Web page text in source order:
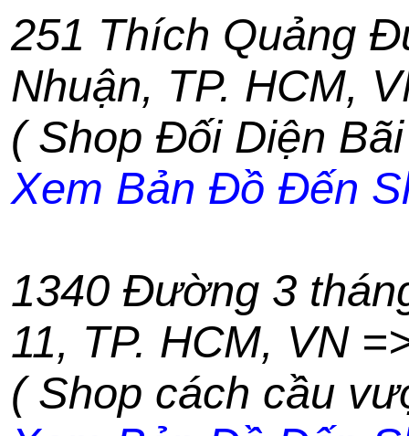
251 Thích Quảng
Nhuận, TP. HCM,
( Shop Đối Diện
Xem Bản Đồ Đến
1340 Đường 3
11, TP. HCM, VN
( Shop cách cầu